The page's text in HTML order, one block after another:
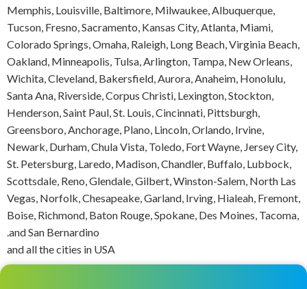
Memphis, Louisville, Baltimore, Milwaukee, Albuquerque,
Tucson, Fresno, Sacramento, Kansas City, Atlanta, Miami,
Colorado Springs, Omaha, Raleigh, Long Beach, Virginia Beach,
Oakland, Minneapolis, Tulsa, Arlington, Tampa, New Orleans,
Wichita, Cleveland, Bakersfield, Aurora, Anaheim, Honolulu,
Santa Ana, Riverside, Corpus Christi, Lexington, Stockton,
Henderson, Saint Paul, St. Louis, Cincinnati, Pittsburgh,
Greensboro, Anchorage, Plano, Lincoln, Orlando, Irvine,
Newark, Durham, Chula Vista, Toledo, Fort Wayne, Jersey City,
St. Petersburg, Laredo, Madison, Chandler, Buffalo, Lubbock,
Scottsdale, Reno, Glendale, Gilbert, Winston-Salem, North Las
Vegas, Norfolk, Chesapeake, Garland, Irving, Hialeah, Fremont,
Boise, Richmond, Baton Rouge, Spokane, Des Moines, Tacoma,
and San Bernardino.
and all the cities in USA